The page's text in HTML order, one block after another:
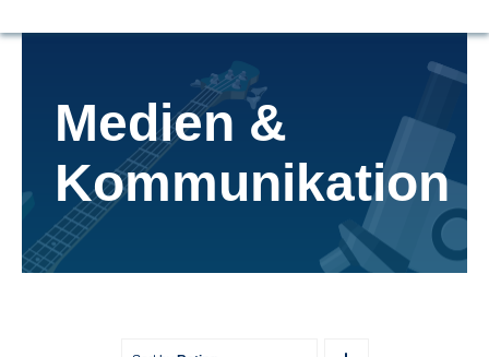
Dinge
FAQ
News
Videos
Medien &
Kommunikation